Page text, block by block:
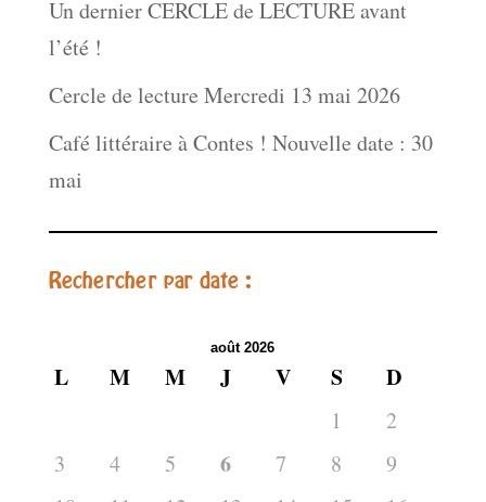
Un dernier CERCLE de LECTURE avant
l’été !
Cercle de lecture Mercredi 13 mai 2026
Café littéraire à Contes ! Nouvelle date : 30
mai
Rechercher par date :
août 2026
L M M J V S D
1
2
3
4 5 6 7 8
9